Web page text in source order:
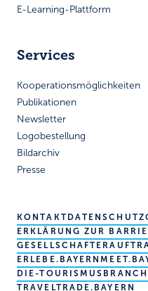
E-Learning-Plattform
Services
Kooperationsmöglichkeiten
Publikationen
Newsletter
Logobestellung
Bildarchiv
Presse
KONTAKT DATENSCHUTZ
ERKLÄRUNG ZUR
GESELLSCHAFTER
ERLEBE.BAYERN
DIE-
TRAVELTRADE.BAYERN